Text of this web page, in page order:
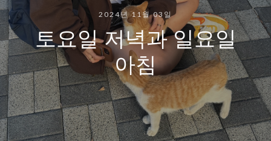
2024년 11월 03일
토요일 저녁과 일요일
아침